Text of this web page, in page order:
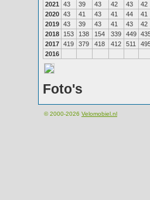
2021
43 39 43 42 43 42
2020 43 41 43 41 44 41
2019 43 39 43 41 43 42
2018
153 138 154 339 449
2017 419 379 418 412 511
2016
Foto's
© 2000-2026 Velomobiel.nl